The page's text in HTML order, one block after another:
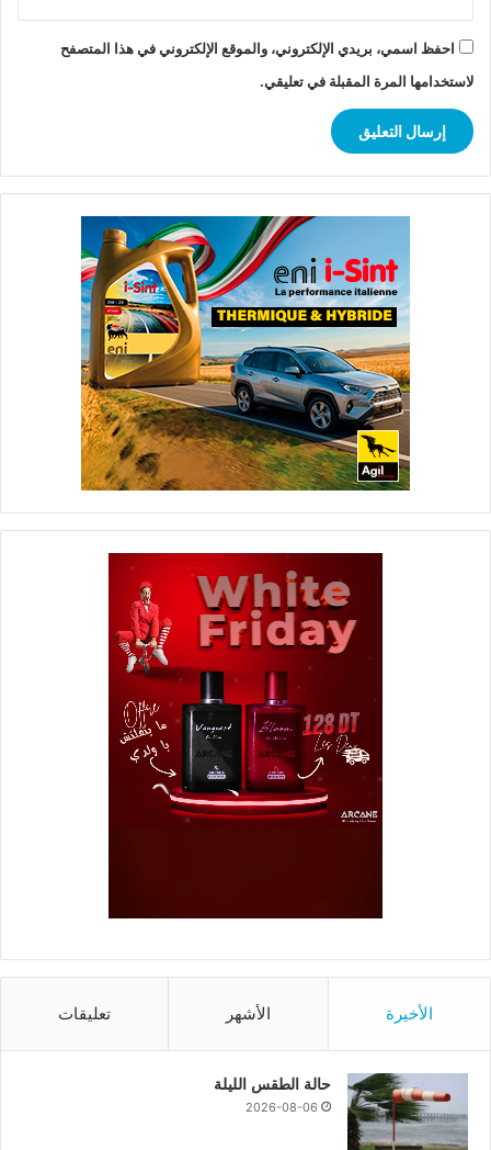
احفظ اسمي، بريدي الإلكتروني، والموقع الإلكتروني في هذا المتصفح
لاستخدامها المرة المقبلة في تعليقي.
الأخيرة الأشهر تعليقات
حالة الطقس الليلة
2026-08-06